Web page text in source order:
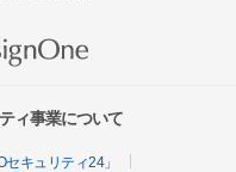
ィ事業について
キュリティ24」